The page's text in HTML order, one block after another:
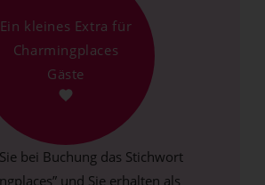
Ein kleines Extra für
Charmingplaces
Gäste
bei Buchung das Stichwort
und Sie erhalten als